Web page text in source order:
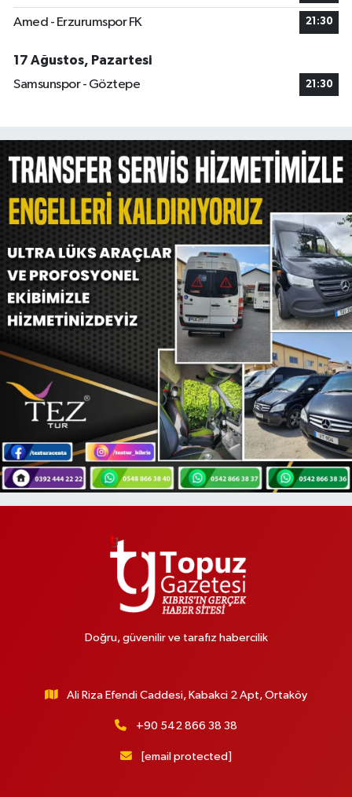
Amed - Erzurumspor FK 21:30
17 Ağustos, Pazartesi
Samsunspor - Göztepe
21:30
Doğru, güvenilir ve tarafız habercilik
Ali Riza Efendi Caddesi, Kabakci 2 Apt, Ortaköy
+90 542 866 38 38
[email protected]